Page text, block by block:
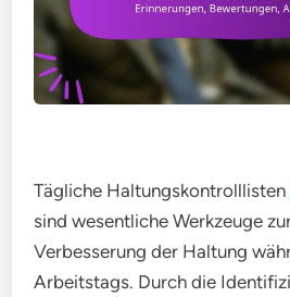
Tägliche Haltungskontrolllisten
sind wesentliche Werkzeuge
Verbesserung der Haltung
Arbeitstags. Durch die